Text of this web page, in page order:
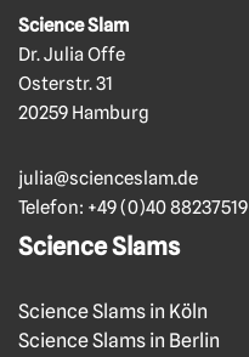
Science Slam
Dr. Julia Offe
Osterstr. 31
20259 Hamburg
julia@scienceslam.de
Telefon: +49 (0)40 88237519
Science Slams
Science Slams in Köln
Science Slams in Berlin